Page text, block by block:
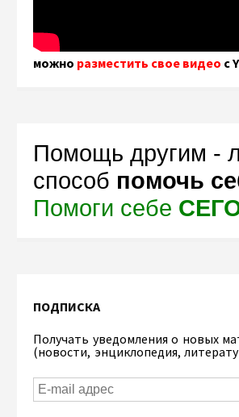
можно разместить свое видео с
Помощь другим -
способ помочь
Помоги себе
ПОДПИСКА
Получать уведомления о новых
(новости, энциклопедия,